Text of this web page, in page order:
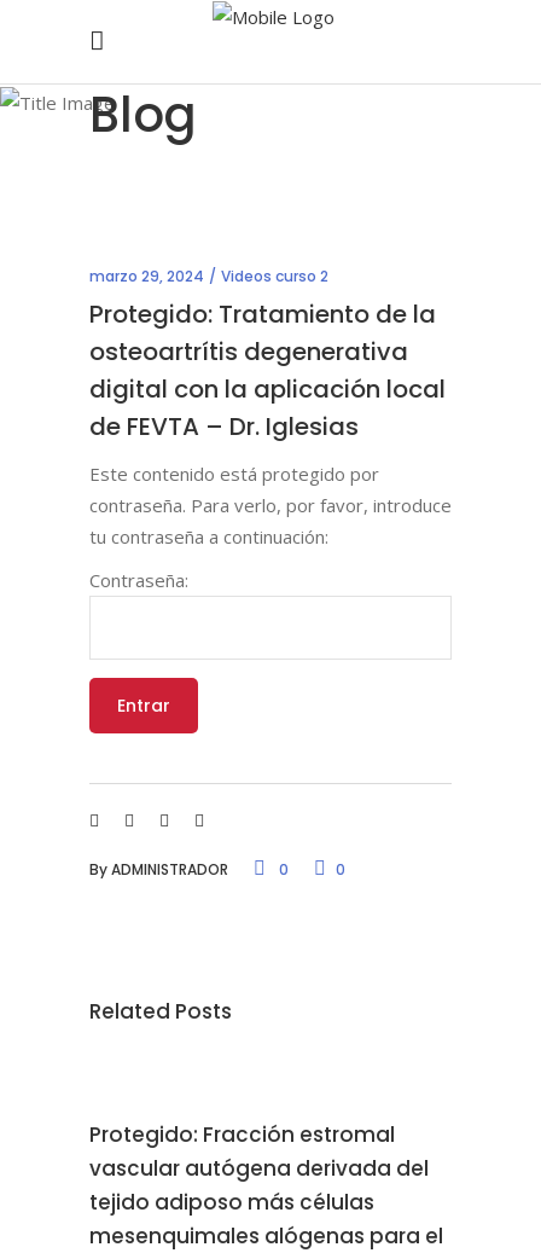
Blog
marzo 29, 2024 Videos curso 2
Protegido: Tratamiento de la
osteoartrítis degenerativa
digital con la aplicación local
de FEVTA – Dr. Iglesias
Este contenido está protegido por
contraseña. Para verlo, por favor, introduce
tu contraseña a continuación:
Contraseña:
ByADMINISTRADOR 0 0
Related Posts
Protegido: Fracción estromal
vascular autógena derivada del
tejido adiposo más células
mesenquimales alógenas para el